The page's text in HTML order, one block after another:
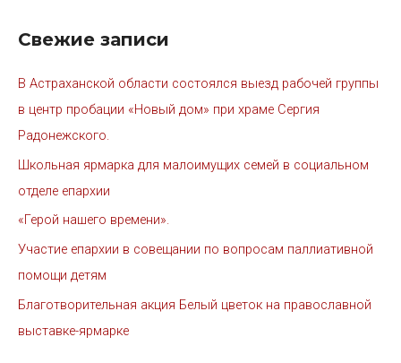
Свежие записи
В Астраханской области состоялся выезд рабочей группы
в центр пробации «Новый дом» при храме Сергия
Радонежского.
Школьная ярмарка для малоимущих семей в социальном
отделе епархии
«Герой нашего времени».
Участие епархии в совещании по вопросам паллиативной
помощи детям
Благотворительная акция Белый цветок на православной
выставке-ярмарке